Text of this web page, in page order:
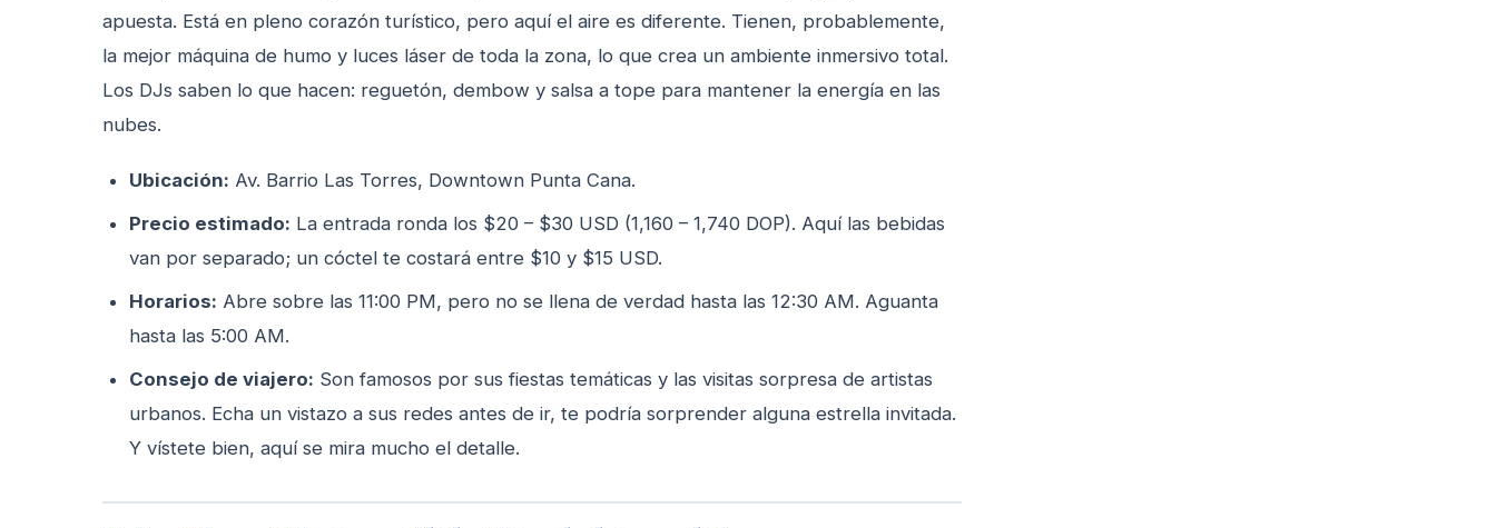
apuesta. Está en pleno corazón turístico, pero aquí el aire es diferente. Tienen, probablemente,
la mejor máquina de humo y luces láser de toda la zona, lo que crea un ambiente inmersivo total.
Los DJs saben lo que hacen: reguetón, dembow y salsa a tope para mantener la energía en las
nubes.
Ubicación: Av. Barrio Las Torres, Downtown Punta Cana.
Precio estimado: La entrada ronda los $20 – $30 USD (1,160 – 1,740 DOP). Aquí las bebidas
van por separado; un cóctel te costará entre $10 y $15 USD.
Horarios: Abre sobre las 11:00 PM, pero no se llena de verdad hasta las 12:30 AM. Aguanta
hasta las 5:00 AM.
Consejo de viajero: Son famosos por sus fiestas temáticas y las visitas sorpresa de artistas
urbanos. Echa un vistazo a sus redes antes de ir, te podría sorprender alguna estrella invitada.
Y vístete bien, aquí se mira mucho el detalle.